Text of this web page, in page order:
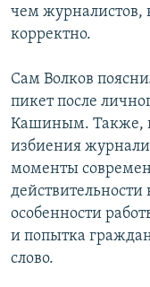
чем журналистов,
корректно.
Сам Волков
пикет после
Кашиным. Также,
избиения
моменты
особенности
и попытка
слово.